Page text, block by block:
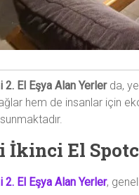
El Eşya Alan Yerlerda,
hem de insanlar için
İkinci El
El Eşya Alan Yerler,